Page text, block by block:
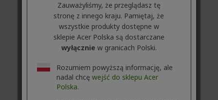
Zauważyliśmy, że przeglądasz tę
stronę z innego kraju. Pamiętaj, że
wszystkie produkty dostępne w
sklepie Acer Polska są dostarczane
wyłącznie w granicach Polski.
Rozumiem powyższą informację, ale
nadal chcę wejść do sklepu Acer
Polska.